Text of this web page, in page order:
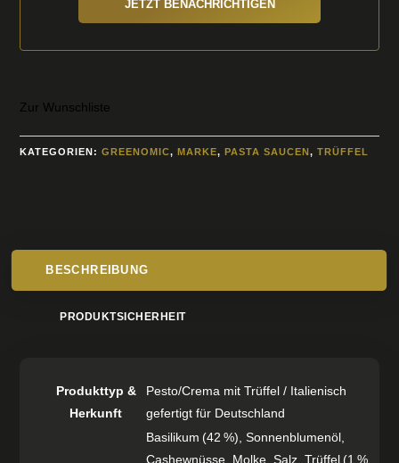
JETZT BENACHRICHTIGEN
Zur Wunschliste
KATEGORIEN:GREENOMIC,MARKE,PASTA SAUCEN,TRÜFFEL
BESCHREIBUNG
PRODUKTSICHERHEIT
Produkttyp &
Herkunft
Pesto/Crema mit Trüffel / Italienisch
gefertigt für Deutschland
Basilikum (42 %), Sonnenblumenöl,
Cashewnüsse, Molke, Salz, Trüffel (1 %,